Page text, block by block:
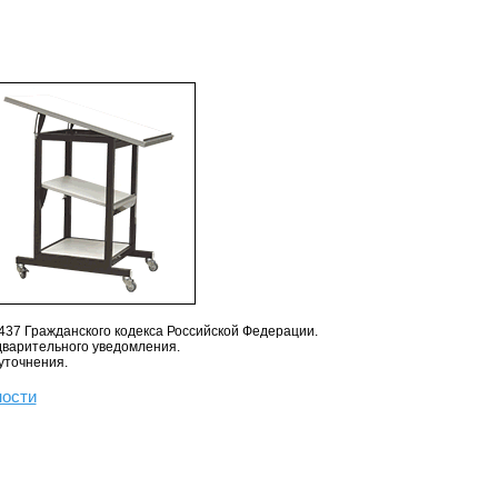
Гражданского кодекса Российской Федерации.
уведомления.